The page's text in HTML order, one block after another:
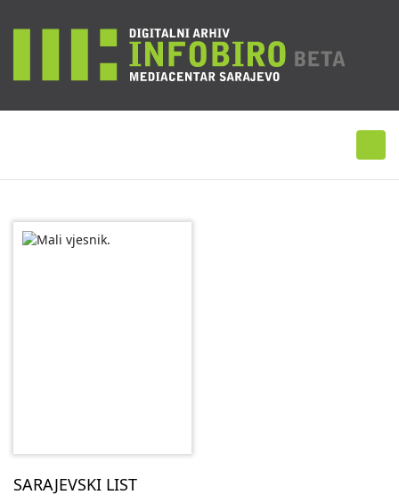
SARAJEVSKI LIST